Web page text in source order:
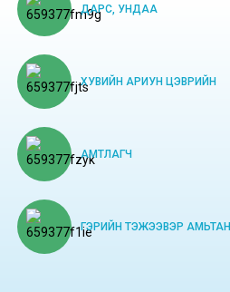
ДАРС, УНДАА
ХУВИЙН АРИУН ЦЭВРИЙН
АМТЛАГЧ
ГЭРИЙН ТЭЖЭЭВЭР АМЬТАН